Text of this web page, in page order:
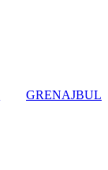
GRENAJBUL